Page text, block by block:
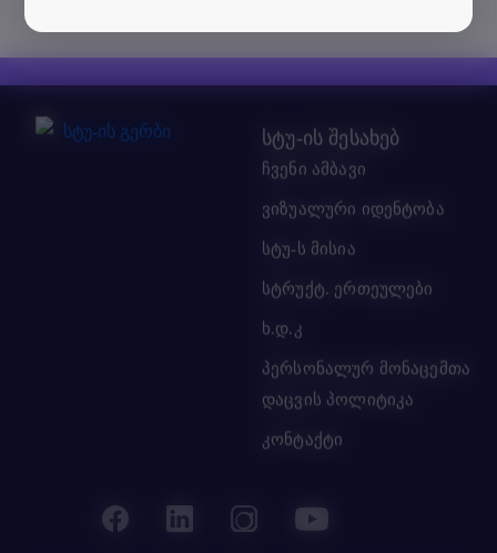
სტუ-ის შესახებ
ჩვენი ამბავი
ვიზუალური იდენტობა
სტუ-ს მისია
სტრუქტ. ერთეულები
ხ.დ.კ
პერსონალურ მონაცემთა
დაცვის პოლიტიკა
კონტაქტი